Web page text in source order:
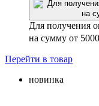
Для получения
на сумму от
Перейти в товар
новинка